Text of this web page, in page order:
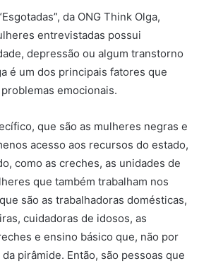
da ONG Think Olga,
entrevistadas possui
depressão ou algum transtorno
é um dos principais fatores que
emocionais.
que são as mulheres negras e
acesso aos recursos do estado,
como as creches, as unidades de
que também trabalham nos
são as trabalhadoras domésticas,
cuidadoras de idosos, as
e ensino básico que, não por
pirâmide. Então, são pessoas que